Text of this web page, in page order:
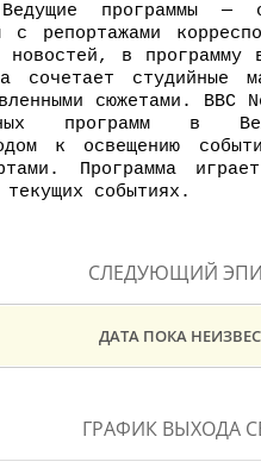
программы —
с репортажами
новостей, в программу
сочетает студийные
сюжетами.
программ в
к освещению
Программа
событиях.
СЛЕДУЮЩИЙ
ДАТА ПОКА
ГРАФИК ВЫХОДА